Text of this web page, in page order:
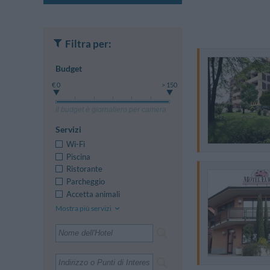
Filtra per:
Budget
€ 0 > 150
Il budget è giornaliero per camera
Servizi
Wi-Fi
Piscina
Ristorante
Parcheggio
Accetta animali
Mostra più servizi